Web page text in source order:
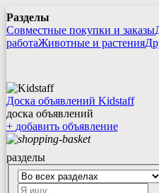
Разделы
Совместные покупки и заказы
работаЖивотные и растения
Доска объявлений Kidstaff
доска объявлений
+ добавитьобъявление
разделы